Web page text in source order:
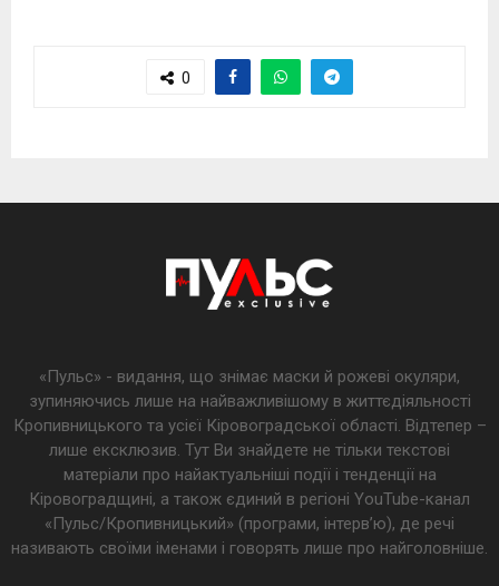
0
«Пульс» - видання, що знімає маски й рожеві окуляри,
зупиняючись лише на найважливішому в життєдіяльності
Кропивницького та усієї Кіровоградської області. Відтепер –
лише ексклюзив. Тут Ви знайдете не тільки текстові
матеріали про найактуальніші події і тенденції на
Кіровоградщині, а також єдиний в регіоні YouTube-канал
«Пульс/Кропивницький» (програми, інтерв’ю), де речі
називають своїми іменами і говорять лише про найголовніше.